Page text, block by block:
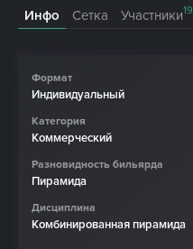
Инфо Сетка Участники19
Формат
Индивидуальный
Категория
Коммерческий
Разновидность бильярда
Пирамида
Дисциплина
Комбинированная пирамида